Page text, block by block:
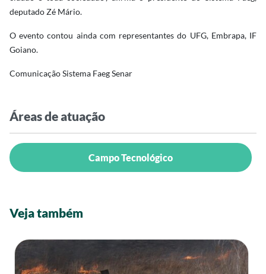
deputado Zé Mário.
O evento contou ainda com representantes do UFG, Embrapa, IF
Goiano.
Comunicação Sistema Faeg Senar
Áreas de atuação
Campo Tecnológico
Veja também